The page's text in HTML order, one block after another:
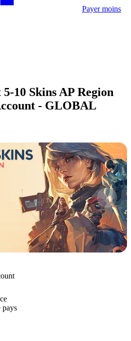
Payer moins
10 Skins AP Region
- GLOBAL
pays